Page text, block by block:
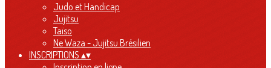
Judo et Handicap
Jujitsu
Taïso
Ne Waza - Jujitsu Brésilien
INSCRIPTIONS ▴▾